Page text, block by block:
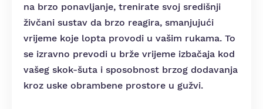
na brzo ponavljanje, trenirate svoj središnji
živčani sustav da brzo reagira, smanjujući
vrijeme koje lopta provodi u vašim rukama. To
se izravno prevodi u brže vrijeme izbačaja kod
vašeg skok-šuta i sposobnost brzog dodavanja
kroz uske obrambene prostore u gužvi.